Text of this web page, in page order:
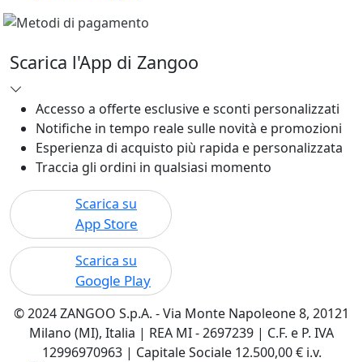
Scarica l'App di Zangoo
Accesso a offerte esclusive e sconti personalizzati
Notifiche in tempo reale sulle novità e promozioni
Esperienza di acquisto più rapida e personalizzata
Traccia gli ordini in qualsiasi momento
Scarica su
App Store
Scarica su
Google Play
© 2024 ZANGOO S.p.A. - Via Monte Napoleone 8, 20121
Milano (MI), Italia | REA MI - 2697239 | C.F. e P. IVA
12996970963 | Capitale Sociale 12.500,00 € i.v.